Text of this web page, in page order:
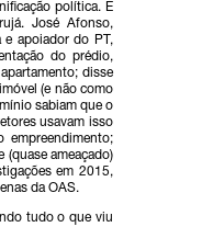
política. É
José Afonso,
e apoiador do PT,
do prédio,
disse
(e não como
sabiam que o
usavam isso
empreendimento;
(quase ameaçado)
em 2015,
da OAS.
tudo o que viu